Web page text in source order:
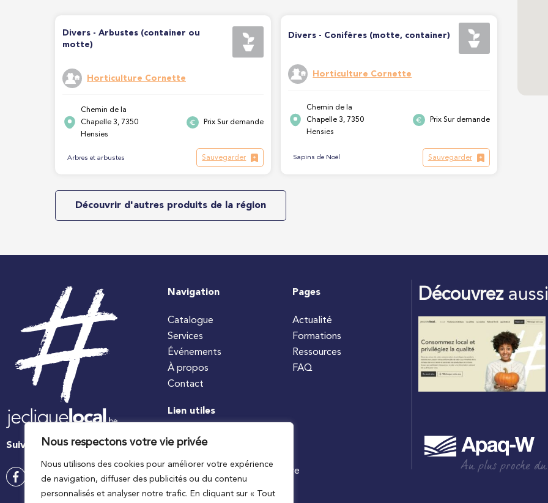
Nous respectons votre vie privée
Nous utilisons des cookies pour améliorer votre expérience
de navigation, diffuser des publicités ou du contenu
personnalisés et analyser notre trafic. En cliquant sur « Tout
Divers - Arbustes (container ou
motte)
Horticulture Cornette
Chemin de la
Chapelle 3, 7350
Hensies
Prix Sur demande
Arbres et arbustes Sauvegarder
Divers - Conifères (motte, container)
Horticulture Cornette
Chemin de la
Chapelle 3, 7350
Hensies
Prix Sur demande
Sapins de Noël Sauvegarder
Découvrir d'autres produits de la région
Suivez-nous
Navigation
Catalogue
Services
Événements
À propos
Contact
Pages
Actualité
Formations
Ressources
FAQ
Lien utiles
#jecuisinelocal
Ministre wallon de l’agriculture
Découvrez
Au plus proche